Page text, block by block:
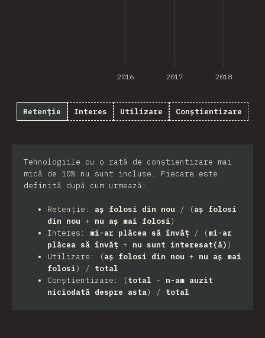
2016 2017 2018
Retenție Interes Utilizare Conștientizare
Tehnologiile cu o rată de conștientizare mai
mică de 10% nu sunt incluse. Fiecare este
definită după cum urmează:
Retenție: aș folosi din nou / (aș folosi
din nou + nu aș mai folosi)
Interes: mi-ar plăcea să învăț / (mi-ar
plăcea să învăț + nu sunt interesat(ă))
Utilizare: (aș folosi din nou + nu aș mai
folosi) / total
Conștientizare: (total - n-am auzit
niciodată despre asta) / total